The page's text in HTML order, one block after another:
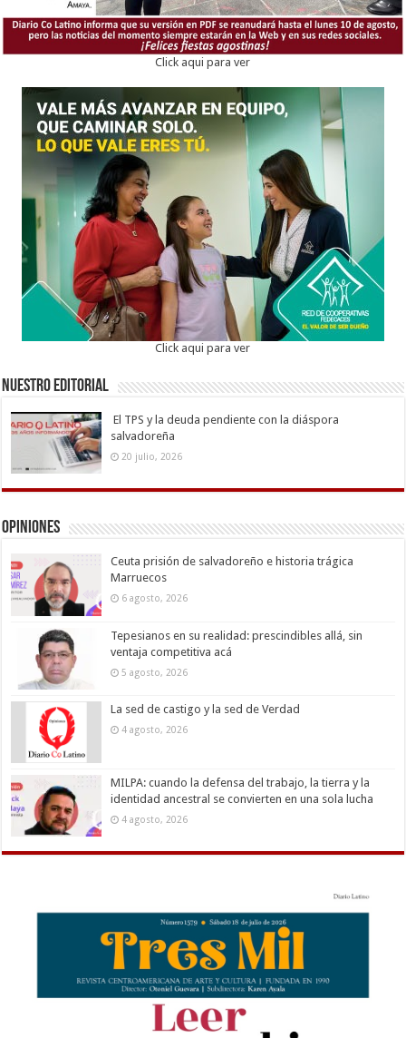
Click aqui para ver
Click aqui para ver
Nuestro Editorial
El TPS y la deuda pendiente con la diáspora
salvadoreña
20 julio, 2026
Opiniones
Ceuta prisión de salvadoreño e historia trágica
Marruecos
6 agosto, 2026
Tepesianos en su realidad: prescindibles allá, sin
ventaja competitiva acá
5 agosto, 2026
La sed de castigo y la sed de Verdad
4 agosto, 2026
MILPA: cuando la defensa del trabajo, la tierra y la
identidad ancestral se convierten en una sola lucha
4 agosto, 2026